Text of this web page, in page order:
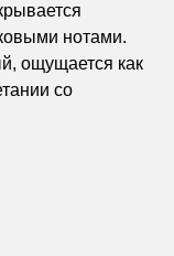
нотами.
ощущается как
со